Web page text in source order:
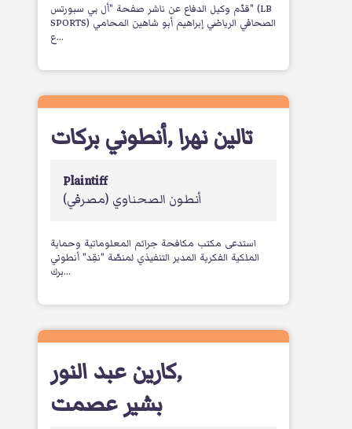
قدّم وكيل الدفاع عن ناشر صفحة "أل بي سبورتس" (LB
SPORTS) الصحافي الرياضي إبراهيم أبو شاهين المحامي
ع...
أنطوني بركات,تالين نهرا
Plaintiff
أنطون الصحناوي (مصرفي)
استدعى مكتب مكافحة جرائم المعلوماتية وحماية
الملكية الفكرية المدير التنفيذي لمنصّة "نقِد" أنطوني
برك...
كارين عبد النور,
بشير عصمت